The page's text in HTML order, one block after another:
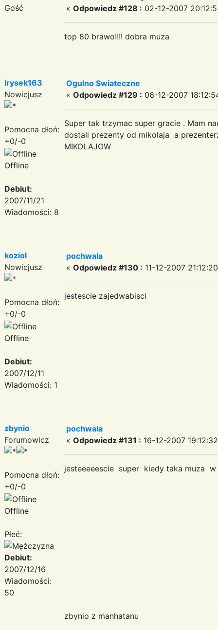
Gość
« Odpowiedz #128 : 02-12-2007
top 80 brawo!!!! dobra muza
irysek163
Nowicjusz
Pomocna dłoń:
+0/-0
Offline
Debiut:
2007/11/21
Wiadomości: 8
Ogulno Swiateczne
« Odpowiedz #129 : 06-12-2007
Super tak trzymac super gracie . Mam
dostali prezenty od mikolaja a
MIKOLAJOW
koziol
Nowicjusz
Pomocna dłoń:
+0/-0
Offline
Debiut:
2007/12/11
Wiadomości: 1
pochwala
« Odpowiedz #130 : 11-12-2007
jestescie zajedwabisci
zbynio
Forumowicz
Pomocna dłoń:
+0/-0
Offline
Płeć:
Debiut:
2007/12/16
Wiadomości:
50
pochwala
« Odpowiedz #131 : 16-12-2007
jesteeeeescie super kiedy taka muza
zbynio z manhatanu